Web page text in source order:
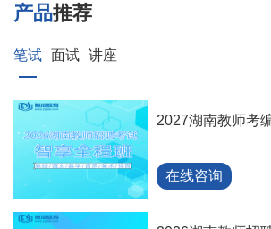
产品推荐
笔试 面试 讲座
2027湖南教师考
在线咨询